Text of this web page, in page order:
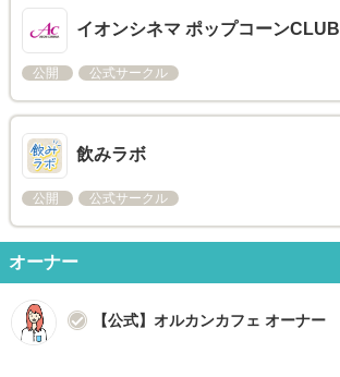
イオンシネマ ポップコーンCLUB
公開 公式サークル
飲みラボ
公開 公式サークル
オーナー
【公式】オルカンカフェ オーナー